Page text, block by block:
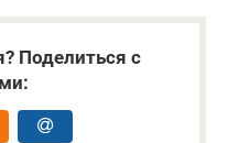
Поделиться с